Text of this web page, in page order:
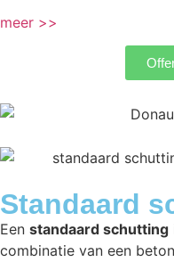
meer >>
Standaard
Een standaard schutting
combinatie van een